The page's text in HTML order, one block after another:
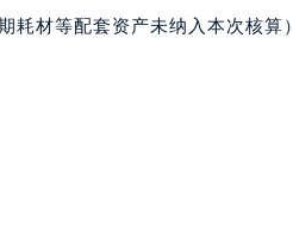
提前预约）
前预约）
积家售后服务中心（需提前预约
耗材等配套资产未纳入本次核算）